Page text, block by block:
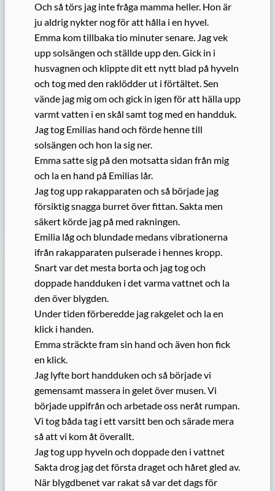
Och så törs jag inte fråga mamma heller. Hon är
ju aldrig nykter nog för att hålla i en hyvel.
Emma kom tillbaka tio minuter senare. Jag vek
upp solsängen och ställde upp den. Gick in i
husvagnen och klippte dit ett nytt blad på hyveln
och tog med den raklödder ut i förtältet. Sen
vände jag mig om och gick in igen för att hälla upp
varmt vatten i en skål samt tog med en handduk.
Jag tog Emilias hand och förde henne till
solsängen och hon la sig ner.
Emma satte sig på den motsatta sidan från mig
och la en hand på Emilias lår.
Jag tog upp rakapparaten och så började jag
försiktig snagga burret över fittan. Sakta men
säkert körde jag på med rakningen.
Emilia låg och blundade medans vibrationerna
ifrån rakapparaten pulserade i hennes kropp.
Snart var det mesta borta och jag tog och
doppade handduken i det varma vattnet och la
den över blygden.
Under tiden förberedde jag rakgelet och la en
klick i handen.
Emma sträckte fram sin hand och även hon fick
en klick.
Jag lyfte bort handduken och så började vi
gemensamt massera in gelet över musen. Vi
började uppifrån och arbetade oss neråt rumpan.
Vi tog båda tag i ett varsitt ben och särade mera
så att vi kom åt överallt.
Jag tog upp hyveln och doppade den i vattnet
Sakta drog jag det första draget och håret gled av.
När blygdbenet var rakat så var det dags för